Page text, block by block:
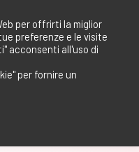
per offrirti la miglior
preferenze e le visite
acconsenti all'uso di
per fornire un